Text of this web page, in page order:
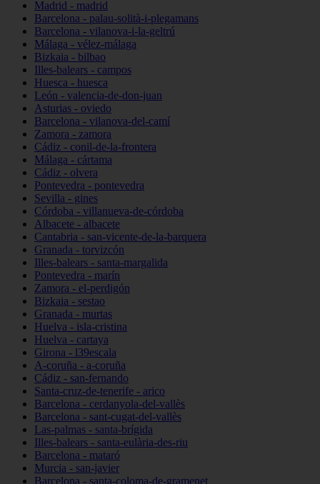
Madrid - madrid
Barcelona - palau-solità-i-plegamans
Barcelona - vilanova-i-la-geltrú
Málaga - vélez-málaga
Bizkaia - bilbao
Illes-balears - campos
Huesca - huesca
León - valencia-de-don-juan
Asturias - oviedo
Barcelona - vilanova-del-camí
Zamora - zamora
Cádiz - conil-de-la-frontera
Málaga - cártama
Cádiz - olvera
Pontevedra - pontevedra
Sevilla - gines
Córdoba - villanueva-de-córdoba
Albacete - albacete
Cantabria - san-vicente-de-la-barquera
Granada - torvizcón
Illes-balears - santa-margalida
Pontevedra - marín
Zamora - el-perdigón
Bizkaia - sestao
Granada - murtas
Huelva - isla-cristina
Huelva - cartaya
Girona - l39escala
A-coruña - a-coruña
Cádiz - san-fernando
Santa-cruz-de-tenerife - arico
Barcelona - cerdanyola-del-vallès
Barcelona - sant-cugat-del-vallès
Las-palmas - santa-brígida
Illes-balears - santa-eulària-des-riu
Barcelona - mataró
Murcia - san-javier
Barcelona - santa-coloma-de-gramenet